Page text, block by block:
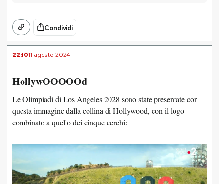
Condividi
22:1011 agosto 2024
HollywOOOOOd
Le Olimpiadi di Los Angeles 2028 sono state presentate con
questa immagine dalla collina di Hollywood, con il logo
combinato a quello dei cinque cerchi: